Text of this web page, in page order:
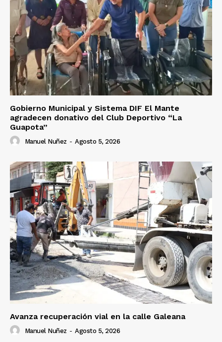
Gobierno Municipal y Sistema DIF El Mante
agradecen donativo del Club Deportivo “La
Guapota”
Manuel Nuñez - Agosto 5, 2026
Avanza recuperación vial en la calle Galeana
Manuel Nuñez - Agosto 5, 2026